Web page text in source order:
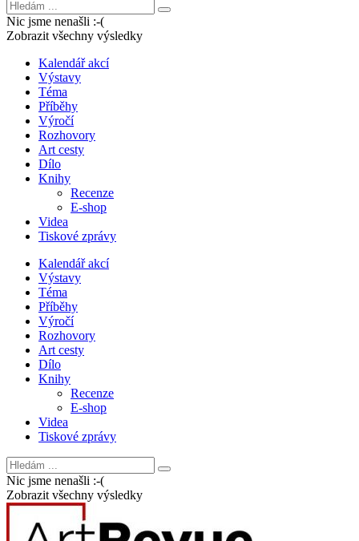
Nic jsme nenašli :-(
Zobrazit všechny výsledky
Kalendář akcí
Výstavy
Téma
Příběhy
Výročí
Rozhovory
Art cesty
Dílo
Knihy
Recenze
E-shop
Videa
Tiskové zprávy
Kalendář akcí
Výstavy
Téma
Příběhy
Výročí
Rozhovory
Art cesty
Dílo
Knihy
Recenze
E-shop
Videa
Tiskové zprávy
Nic jsme nenašli :-(
Zobrazit všechny výsledky